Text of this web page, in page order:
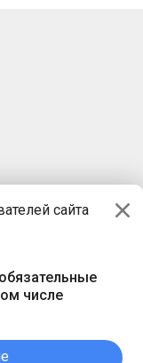
сайта
числе
т Независимости